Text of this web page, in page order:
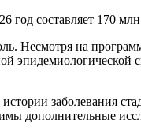
год составляет 170
Несмотря на
эпидемиологической
заболевания
дополнительные